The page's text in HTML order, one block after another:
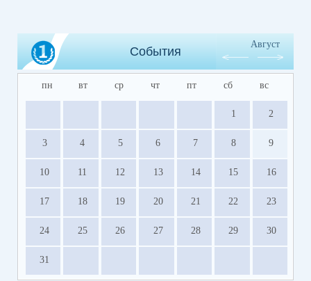
События
Август
пн вт ср чт пт сб вс
1 2
3 4 5 6 7 8 9
10 11 12 13 14 15 16
17 18 19 20 21 22 23
24 25 26 27 28 29 30
31